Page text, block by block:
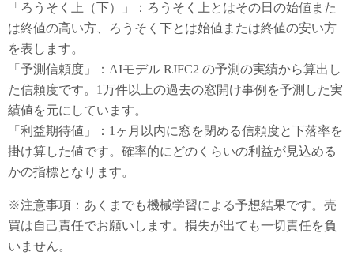
「ろうそく上（下）」：ろうそく上とはその日の始値また
は終値の高い方、ろうそく下とは始値または終値の安い方
を表します。
「予測信頼度」：AIモデル RJFC2 の予測の実績から算出し
た信頼度です。1万件以上の過去の窓開け事例を予測した実
績値を元にしています。
「利益期待値」：1ヶ月以内に窓を閉める信頼度と下落率を
掛け算した値です。確率的にどのくらいの利益が見込める
かの指標となります。
※注意事項：あくまでも機械学習による予想結果です。売
買は自己責任でお願いします。損失が出ても一切責任を負
いません。